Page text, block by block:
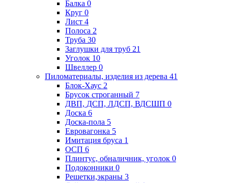
Балка 0
Круг 0
Лист 4
Полоса 2
Труба 30
Заглушки для труб 21
Уголок 10
Швеллер 0
Пиломатериалы, изделия из дерева 41
Блок-Хаус 2
Брусок строганный 7
ДВП, ДСП, ЛДСП, ВДСШП 0
Доска 6
Доска-пола 5
Евровагонка 5
Имитация бруса 1
ОСП 6
Плинтус, обналичник, уголок 0
Подоконники 0
Решетки,экраны 3